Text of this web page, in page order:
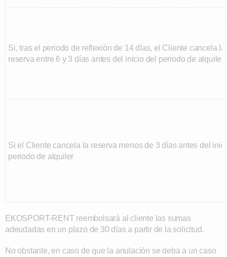
Si, tras el periodo de reflexión de 14 días, el Cliente cancela la
reserva entre 6 y 3 días antes del inicio del periodo de alquiler
Si el Cliente cancela la reserva menos de 3 días antes del
periodo de alquiler
EKOSPORT-RENT reembolsará al cliente las sumas
adeudadas en un plazo de 30 días a partir de la solicitud.
No obstante, en caso de que la anulación se deba a un caso